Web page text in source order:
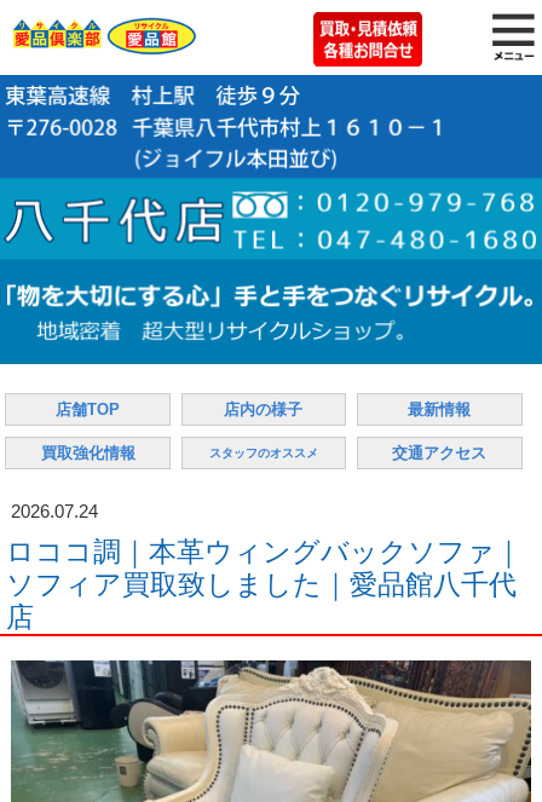
店舗TOP 店内の様子 最新情報
買取強化情報 スタッフのオススメ 交通アクセス
2026.07.24
ロココ調｜本革ウィングバックソファ｜
ソフィア買取致しました｜愛品館八千代
店